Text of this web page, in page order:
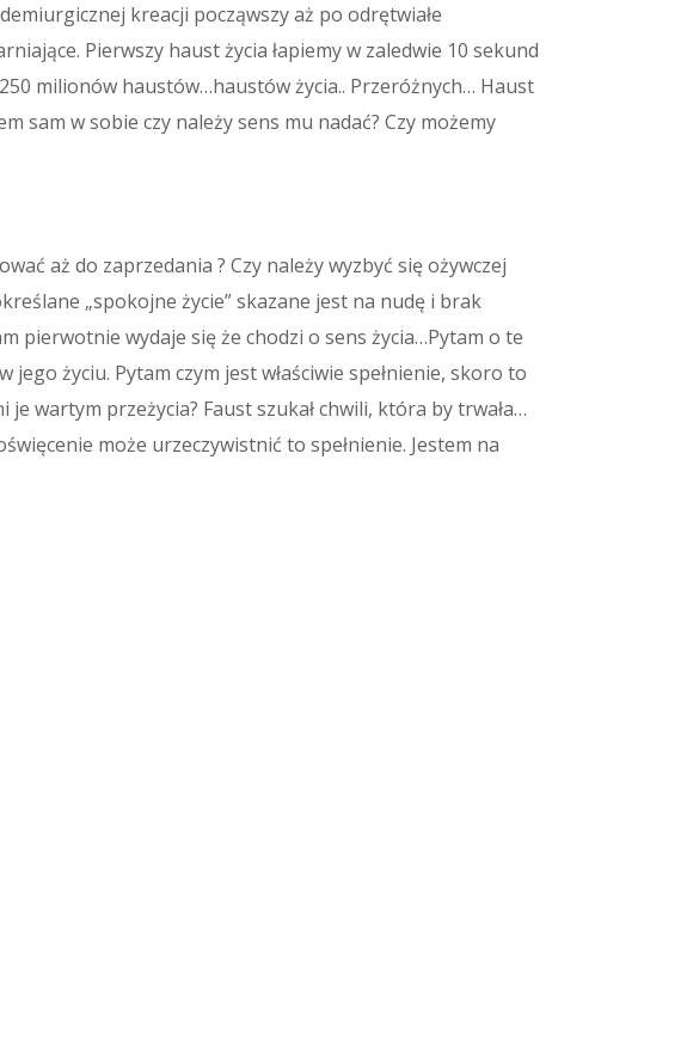
kreacji począwszy aż po odrętwiałe
Pierwszy haust życia łapiemy w zaledwie 10 sekund
milionów haustów…haustów życia.. Przeróżnych… Haust
sam w sobie czy należy sens mu nadać? Czy możemy
aż do zaprzedania ? Czy należy wyzbyć się ożywczej
„spokojne życie” skazane jest na nudę i brak
pierwotnie wydaje się że chodzi o sens życia…Pytam o te
życiu. Pytam czym jest właściwie spełnienie, skoro to
wartym przeżycia? Faust szukał chwili, która by trwała…
może urzeczywistnić to spełnienie. Jestem na